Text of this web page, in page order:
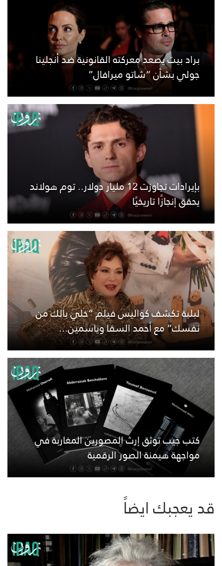
براد بيت يصعد معركته القانونية ضد أنجلينا
جولي بشأن “شاتو ميرافال”
بإيرادات تجاوزت 12 مليار دولار.. توم هولاند
يحقق إنجازًا تاريخيًا
لبلبة تكشف كواليس فيلم “خلي بالك من
نفسك” مع أحمد السقا وياسمين...
كتب جيب توثق إرث المصورين المغاربة في
مواجهة هيمنة الصور الرقمية
قد يعجبك ايضاً